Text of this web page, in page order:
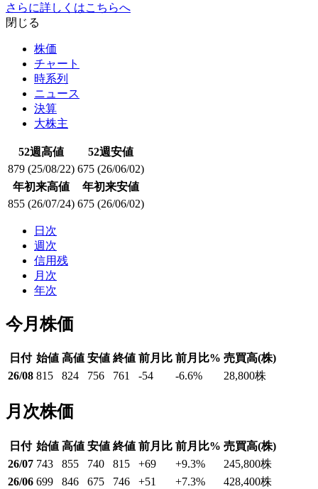
さらに詳しくはこちらへ
閉じる
株価
チャート
時系列
ニュース
決算
大株主
52週高値
52週安値
879 (25/08/22) 675 (26/06/02)
年初来高値
年初来安値
855 (26/07/24) 675 (26/06/02)
日次
週次
信用残
月次
年次
今月株価
日付 始値 高値 安値 終値 前月比 前月比% 売買高(株)
26/08 815 824 756 761 -54 -6.6% 28,800株
月次株価
日付 始値 高値 安値 終値 前月比 前月比% 売買高(株)
26/07 743 855 740 815 +69 +9.3% 245,800株
26/06 699 846 675 746 +51 +7.3% 428,400株